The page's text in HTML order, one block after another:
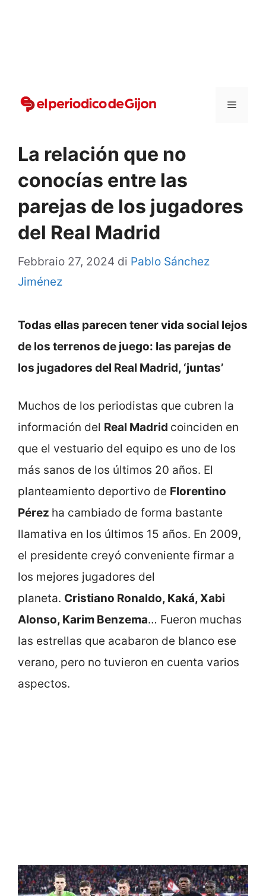
Menu
La relación que no
conocías entre las
parejas de los jugadores
del Real Madrid
Febbraio 27, 2024 di Pablo Sánchez
Jiménez
Todas ellas parecen tener vida social lejos
de los terrenos de juego: las parejas de
los jugadores del Real Madrid, ‘juntas’
Muchos de los periodistas que cubren la
información del Real Madrid coinciden en
que el vestuario del equipo es uno de los
más sanos de los últimos 20 años. El
planteamiento deportivo de Florentino
Pérez ha cambiado de forma bastante
llamativa en los últimos 15 años. En 2009,
el presidente creyó conveniente firmar a
los mejores jugadores del
planeta. Cristiano Ronaldo, Kaká, Xabi
Alonso, Karim Benzema… Fueron muchas
las estrellas que acabaron de blanco ese
verano, pero no tuvieron en cuenta varios
aspectos.